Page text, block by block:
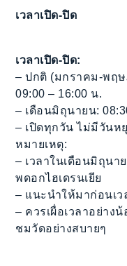
เวลาเปิด-ปิด
เวลาเปิด-ปิด:
– ปกติ (มกราคม-พฤ
09:00 – 16:00 น.
– เดือนมิถุนายน:
– เปิดทุกวัน ไม่มีวันห
หมายเหตุ:
– เวลาในเดือนมิถุน
พดอกไฮเดรนเยีย
– แนะนำให้มาก่อนเ
– ควรเผื่อเวลาอย่าง
ชมวัดอย่างสบายๆ